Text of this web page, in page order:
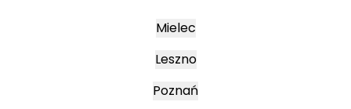
Mielec
Leszno
Poznań